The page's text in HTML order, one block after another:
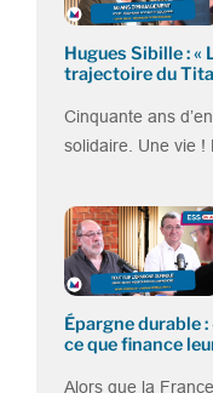
Hugues Sibille : «
trajectoire du
Cinquante ans
solidaire. Une vie !
Épargne durable
ce que finance
Alors que la